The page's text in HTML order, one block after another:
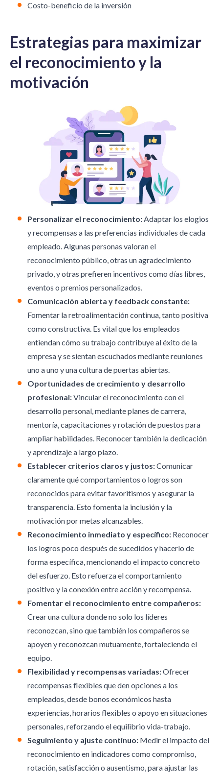
Costo-beneficio de la inversión
Estrategias para maximizar
el reconocimiento y la
motivación
Personalizar el reconocimiento:Adaptar los elogios
y recompensas a las preferencias individuales de cada
empleado. Algunas personas valoran el
reconocimiento público, otras un agradecimiento
privado, y otras prefieren incentivos como días libres,
eventos o premios personalizados.
Comunicación abierta y feedback constante:
Fomentar la retroalimentación continua, tanto positiva
como constructiva. Es vital que los empleados
entiendan cómo su trabajo contribuye al éxito de la
empresa y se sientan escuchados mediante reuniones
uno a uno y una cultura de puertas abiertas.
Oportunidades de crecimiento y desarrollo
profesional:Vincular el reconocimiento con el
desarrollo personal, mediante planes de carrera,
mentoría, capacitaciones y rotación de puestos para
ampliar habilidades. Reconocer también la dedicación
y aprendizaje a largo plazo.
Establecer criterios claros y justos:Comunicar
claramente qué comportamientos o logros son
reconocidos para evitar favoritismos y asegurar la
transparencia. Esto fomenta la inclusión y la
motivación por metas alcanzables.
Reconocimiento inmediato y específico: Reconocer
los logros poco después de sucedidos y hacerlo de
forma específica, mencionando el impacto concreto
del esfuerzo. Esto refuerza el comportamiento
positivo y la conexión entre acción y recompensa.
Fomentar el reconocimiento entre compañeros:
Crear una cultura donde no solo los líderes
reconozcan, sino que también los compañeros se
apoyen y reconozcan mutuamente, fortaleciendo el
equipo.
Flexibilidad y recompensas variadas:Ofrecer
recompensas flexibles que den opciones a los
empleados, desde bonos económicos hasta
experiencias, horarios flexibles o apoyo en situaciones
personales, reforzando el equilibrio vida-trabajo.
Seguimiento y ajuste continuo: Medir el impacto del
reconocimiento en indicadores como compromiso,
rotación, satisfacción o ausentismo, para ajustar las